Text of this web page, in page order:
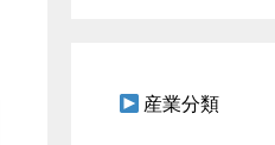
産業分類